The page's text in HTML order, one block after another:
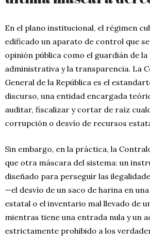
En el plano institucional, el régimen
edificado un aparato de control que
opinión pública como el guardián de
administrativa y la transparencia. La
General de la República es el
discurso, una entidad encargada
auditar, fiscalizar y cortar de raíz
corrupción o desvío de recursos
Sin embargo, en la práctica, la
que otra máscara del sistema: un
diseñado para perseguir las
—el desvío de un saco de harina en
estatal o el inventario mal llevado de
mientras tiene una entrada nula y un
estrictamente prohibido a los